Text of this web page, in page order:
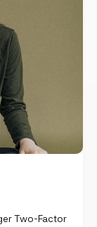
Two-Factor